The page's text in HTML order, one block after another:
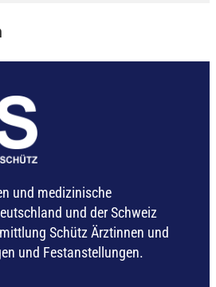
und medizinische
und der Schweiz
Schütz Ärztinnen und
und Festanstellungen.